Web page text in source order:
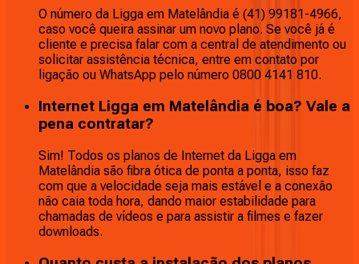
O número da Ligga em Matelândia é (41) 99181-4966,
caso você queira assinar um novo plano. Se você já é
cliente e precisa falar com a central de atendimento ou
solicitar assistência técnica, entre em contato por
ligação ou WhatsApp pelo número 0800 4141 810.
Internet Ligga em Matelândia é boa? Vale a
pena contratar?
Sim! Todos os planos de Internet da Ligga em
Matelândia são fibra ótica de ponta a ponta, isso faz
com que a velocidade seja mais estável e a conexão
não caia toda hora, dando maior estabilidade para
chamadas de vídeos e para assistir a filmes e fazer
downloads.